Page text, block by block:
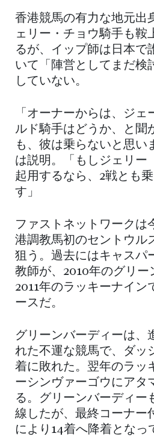
香港競馬の有力な地元出
ェリー・チョウ騎手も鞍
るが、イップ師は日本で
いて「陣営としてまだ検
していない。
「オーナーからは、ジェ
ルド騎手はどうか、と聞
も、彼は乗らないと思い
は説明。「もしジェリー
起用するなら、2戦とも
す」
ファストネットワークは
港調教馬初のセントウル
狙う。過去にはキャスパ
教師が、2010年のグリー
2011年のラッキーナイン
ースだ。
グリーンバーディーは、
れた不運な競馬で、ダッ
着に敗れた。翌年のラッ
ーシンヴァーゴウにアタ
る。グリーンバーディー
線したが、最終コーナー
により14着へ降着となっ